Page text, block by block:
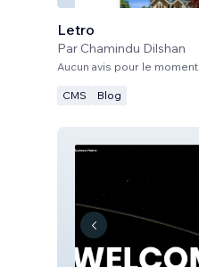
Letro
Par Chamindu Dilshan
Aucun avis pour le moment
CMS Blog